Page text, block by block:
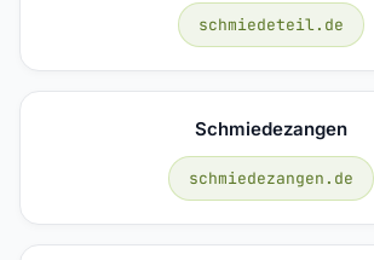
schmiedeteil.de
Schmiedezangen
schmiedezangen.de